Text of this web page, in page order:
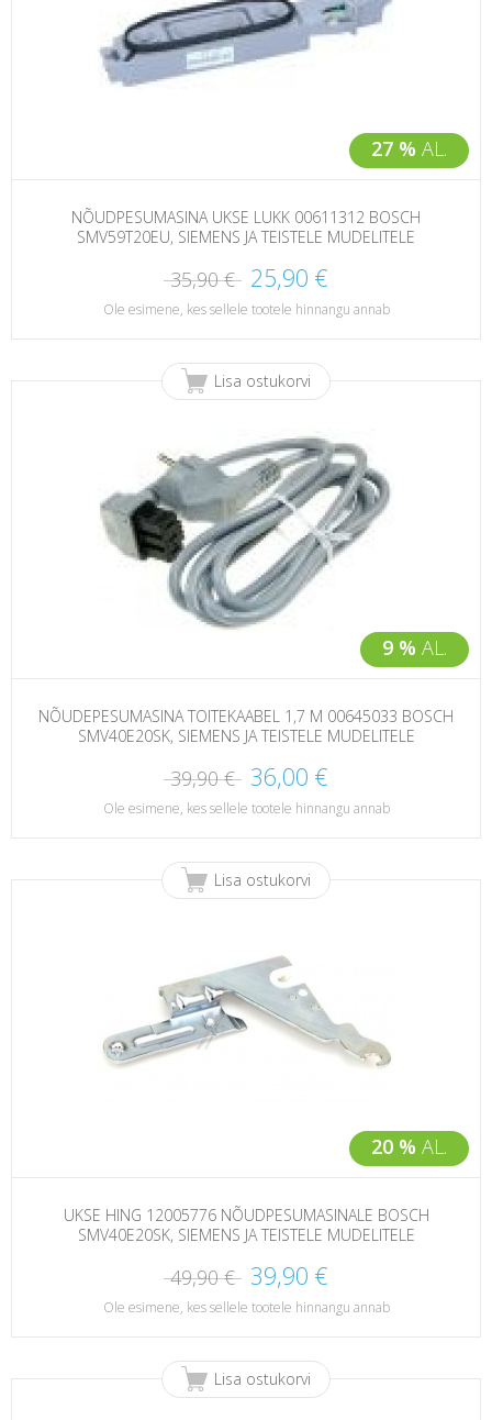
27 % AL.
NÕUDPESUMASINA UKSE LUKK 00611312 BOSCH
SMV59T20EU, SIEMENS JA TEISTELE MUDELITELE
35,90 € 25,90 €
Ole esimene, kes sellele tootele hinnangu annab
9 % AL.
Lisa ostukorvi
NÕUDEPESUMASINA TOITEKAABEL 1,7 M 00645033 BOSCH
SMV40E20SK, SIEMENS JA TEISTELE MUDELITELE
39,90 € 36,00 €
Ole esimene, kes sellele tootele hinnangu annab
20 % AL.
Lisa ostukorvi
UKSE HING 12005776 NÕUDPESUMASINALE BOSCH
SMV40E20SK, SIEMENS JA TEISTELE MUDELITELE
49,90 € 39,90 €
Ole esimene, kes sellele tootele hinnangu annab
Lisa ostukorvi